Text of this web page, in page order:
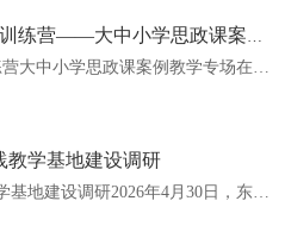
遇见未来：AI社科应用”公益训练营——大中小学思政课案例教学专场在校举行
遇见未来：AI社科应用”公益训练营大中小学思政课案例教学专场在校举行6月25日至26日，“遇见未来：AI社科...
教学基地建设调研
我院赴浦东新场古镇开展实践教学基地建设调研2026年4月30日，东华大学马克思主义学院赴浦东新区新场古镇，...